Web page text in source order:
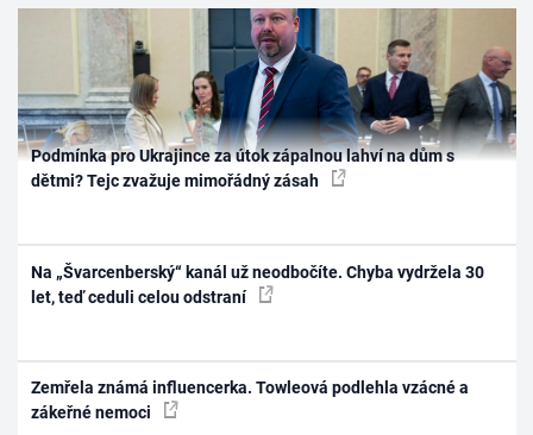
Podmínka pro Ukrajince za útok zápalnou lahví na dům s
dětmi? Tejc zvažuje mimořádný zásah
Na „Švarcenberský“ kanál už neodbočíte. Chyba vydržela 30
let, teď ceduli celou odstraní
Zemřela známá influencerka. Towleová podlehla vzácné a
zákeřné nemoci